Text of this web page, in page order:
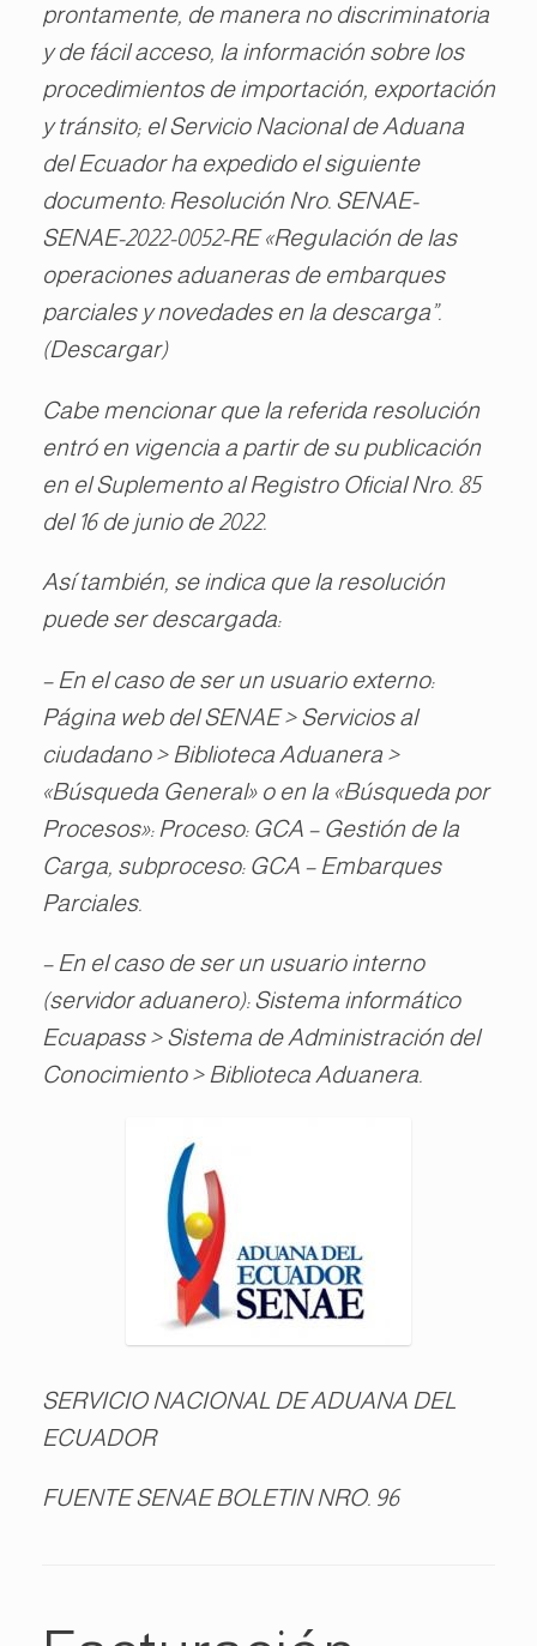
prontamente, de manera no discriminatoria
y de fácil acceso, la información sobre los
procedimientos de importación, exportación
y tránsito; el Servicio Nacional de Aduana
del Ecuador ha expedido el siguiente
documento: Resolución Nro. SENAE-
SENAE-2022-0052-RE «Regulación de las
operaciones aduaneras de embarques
parciales y novedades en la descarga”.
(Descargar)
Cabe mencionar que la referida resolución
entró en vigencia a partir de su publicación
en el Suplemento al Registro Oficial Nro. 85
del 16 de junio de 2022.
Así también, se indica que la resolución
puede ser descargada:
– En el caso de ser un usuario externo:
Página web del SENAE > Servicios al
ciudadano > Biblioteca Aduanera >
«Búsqueda General» o en la «Búsqueda por
Procesos»: Proceso: GCA – Gestión de la
Carga, subproceso: GCA – Embarques
Parciales.
– En el caso de ser un usuario interno
(servidor aduanero): Sistema informático
Ecuapass > Sistema de Administración del
Conocimiento > Biblioteca Aduanera.
SERVICIO NACIONAL DE ADUANA DEL
ECUADOR
FUENTE SENAE BOLETIN NRO. 96